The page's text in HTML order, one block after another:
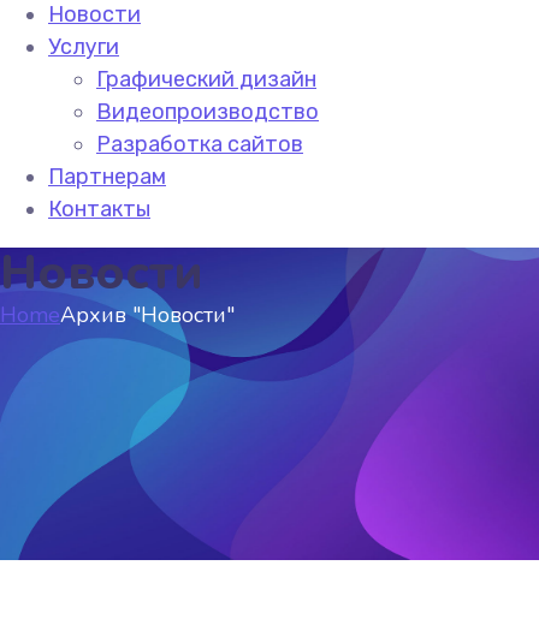
Новости
Услуги
Графический дизайн
Видеопроизводство
Разработка сайтов
Партнерам
Контакты
Новости
HomeАрхив "Новости"